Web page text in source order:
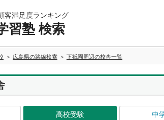
客満足度ランキング
習塾 検索
広島県の路線検索 下祇園周辺の校舎一覧
高校受験 中